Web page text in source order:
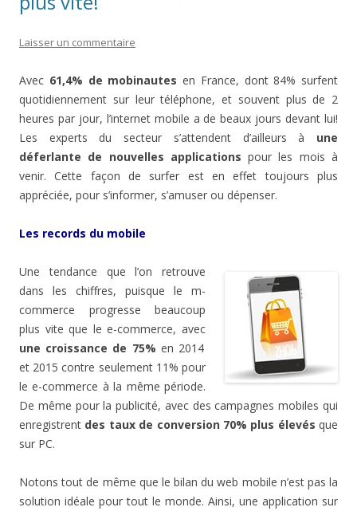
Laisser un commentaire
Avec 61,4% de mobinautes en France, dont 84% surfent
quotidiennement sur leur téléphone, et souvent plus de 2
heures par jour, l’internet mobile a de beaux jours devant lui!
Les experts du secteur s’attendent d’ailleurs à une
déferlante de nouvelles applications pour les mois à
venir. Cette façon de surfer est en effet toujours plus
appréciée, pour s’informer, s’amuser ou dépenser.
Les records du mobile
Une tendance que l’on retrouve
dans les chiffres, puisque le m-
commerce progresse beaucoup
plus vite que le e-commerce, avec
une croissance de 75% en 2014
et 2015 contre seulement 11% pour
le e-commerce à la même période.
De même pour la publicité, avec des campagnes mobiles qui
enregistrent des taux de conversion 70% plus élevés que
sur PC.
Notons tout de même que le bilan du web mobile n’est pas la
solution idéale pour tout le monde. Ainsi, une application sur